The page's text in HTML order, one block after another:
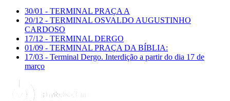
30/01 - TERMINAL PRAÇA A
20/12 - TERMINAL OSVALDO AUGUSTINHO
CARDOSO
17/12 - TERMINAL DERGO
01/09 - TERMINAL PRAÇA DA BÍBLIA:
17/03 - Terminal Dergo. Interdição a partir do dia 17 de
março